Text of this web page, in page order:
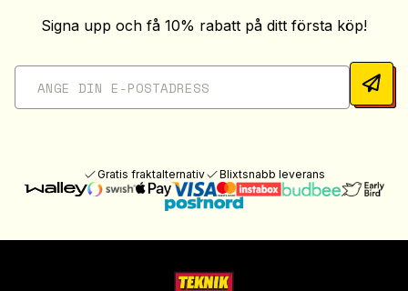
Signa upp och få 10% rabatt på ditt första köp!
Gratis fraktalternativ Blixtsnabb leverans